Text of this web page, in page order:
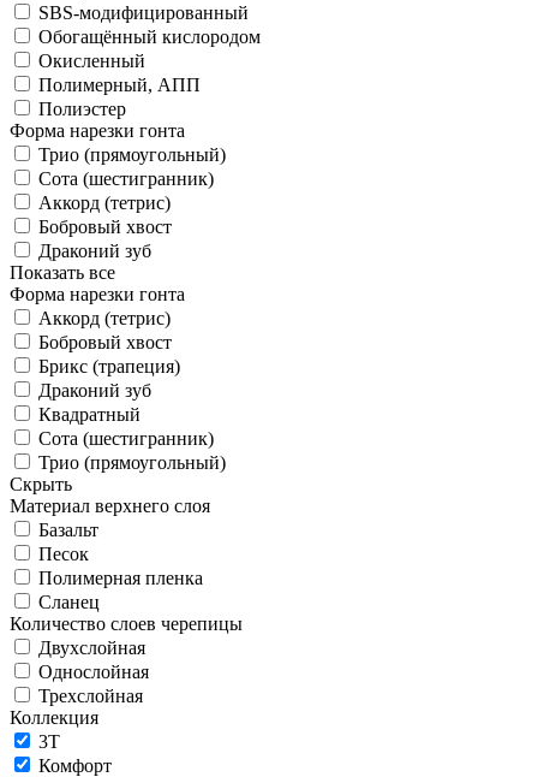
SBS-модифицированный
Обогащённый кислородом
Окисленный
Полимерный, АПП
Полиэстер
Форма нарезки гонта
Трио (прямоугольный)
Сота (шестигранник)
Аккорд (тетрис)
Бобровый хвост
Драконий зуб
Показать все
Форма нарезки гонта
Аккорд (тетрис)
Бобровый хвост
Брикс (трапеция)
Драконий зуб
Квадратный
Сота (шестигранник)
Трио (прямоугольный)
Скрыть
Материал верхнего слоя
Базальт
Песок
Полимерная пленка
Сланец
Количество слоев черепицы
Двухслойная
Однослойная
Трехслойная
Коллекция
3T
Комфорт